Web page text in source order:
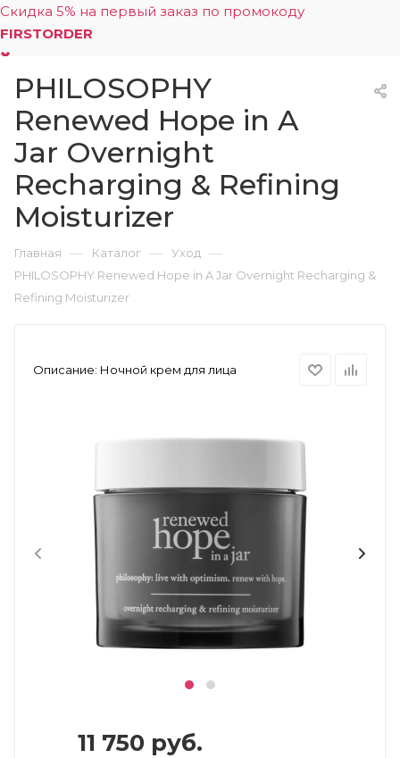
Скидка 5% на первый заказ по промокоду
FIRSTORDER
0
PHILOSOPHY
Renewed Hope in A
Jar Overnight
Recharging & Refining
Moisturizer
Главная — Каталог — Уход —
PHILOSOPHY Renewed Hope in A Jar Overnight Recharging &
Refining Moisturizer
Описание: Ночной крем для лица
11 750 руб.